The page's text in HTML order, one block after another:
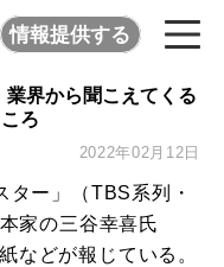
情報提供する
界から聞こえてくる
ろ
2022年02月12日
ター」（TBS系列・
家の三谷幸喜氏
などが報じている。